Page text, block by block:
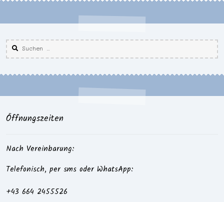
Suchen
nach:
Öffnungszeiten
Nach Vereinbarung:
Telefonisch, per sms oder WhatsApp:
+43 664 2455526